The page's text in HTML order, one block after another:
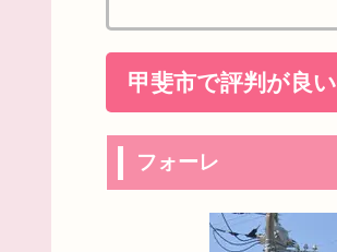
甲斐市で評判が良
フォーレ